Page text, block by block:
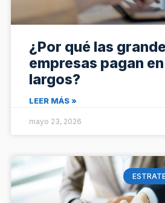
¿Por qué las
empresas pagan
largos?
LEER MÁS »
mayo 23, 2026